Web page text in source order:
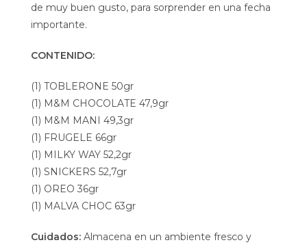
de muy buen gusto, para sorprender en una fecha
importante.
CONTENIDO:
(1) TOBLERONE 50gr
(1) M&M CHOCOLATE 47,9gr
(1) M&M MANI 49,3gr
(1) FRUGELE 66gr
(1) MILKY WAY 52,2gr
(1) SNICKERS 52,7gr
(1) OREO 36gr
(1) MALVA CHOC 63gr
Cuidados: Almacena en un ambiente fresco y